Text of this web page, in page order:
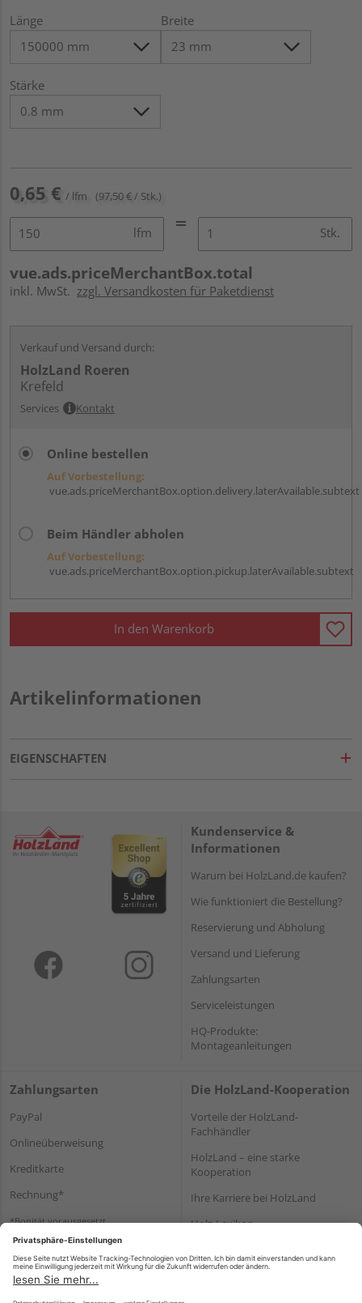
Länge Breite
Stärke
0,65 € / lfm (97,50 € / Stk.)
lfm Stk.
vue.ads.priceMerchantBox.total
inkl. MwSt. zzgl. Versandkosten für Paketdienst
Verkauf und Versand durch:
HolzLand Roeren
Krefeld
Services Kontakt
Online bestellen
Auf Vorbestellung:
vue.ads.priceMerchantBox.option.delivery.laterAvailable.subtext
Beim Händler abholen
Auf Vorbestellung:
vue.ads.priceMerchantBox.option.pickup.laterAvailable.subtext
In den Warenkorb
Artikelinformationen
EIGENSCHAFTEN
Kundenservice &
Informationen
Warum bei HolzLand.de kaufen?
Wie funktioniert die Bestellung?
Reservierung und Abholung
Versand und Lieferung
Zahlungsarten
Serviceleistungen
HQ-Produkte:
Montageanleitungen
Zahlungsarten
PayPal
Onlineüberweisung
Kreditkarte
Rechnung*
*Bonität vorausgesetzt
Die HolzLand-Kooperation
Vorteile der HolzLand-
Fachhändler
HolzLand – eine starke
Kooperation
Ihre Karriere bei HolzLand
Holz-Lexikon